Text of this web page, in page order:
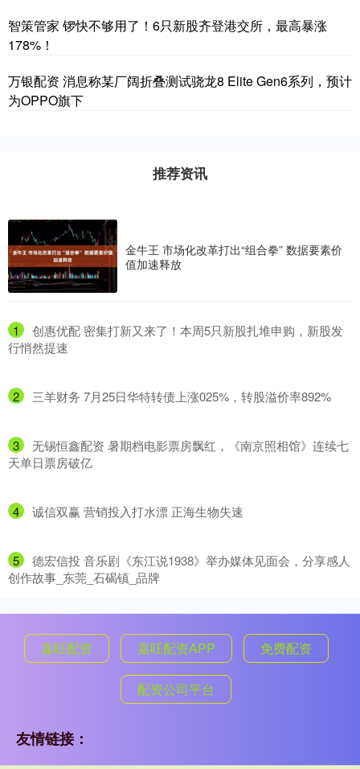
智策管家 锣快不够用了！6只新股齐登港交所，最高暴涨
178%！
万银配资 消息称某厂阔折叠测试骁龙8 Elite Gen6系列，预计
为OPPO旗下
推荐资讯
金牛王 市场化改革打出“组合拳” 数据要素价
值加速释放
1
​创惠优配 密集打新又来了！本周5只新股扎堆申购，新股发
行悄然提速
2 ​三羊财务 7月25日华特转债上涨025%，转股溢价率892%
3
​无锡恒鑫配资 暑期档电影票房飘红，《南京照相馆》连续七
天单日票房破亿
4 ​诚信双赢 营销投入打水漂 正海生物失速
5
​德宏信投 音乐剧《东江说1938》举办媒体见面会，分享感人
创作故事_东莞_石碣镇_品牌
嘉旺配资 嘉旺配资APP 免费配资
配资公司平台
友情链接：